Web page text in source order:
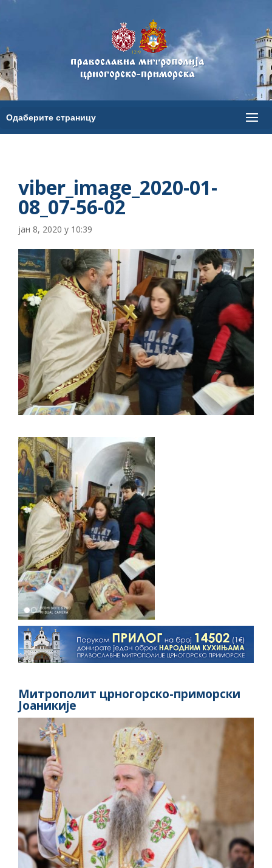
viber_image_2020-01-
08_07-56-02
јан 8, 2020 у 10:39
Митрополит црногорско-приморски
Јоаникије